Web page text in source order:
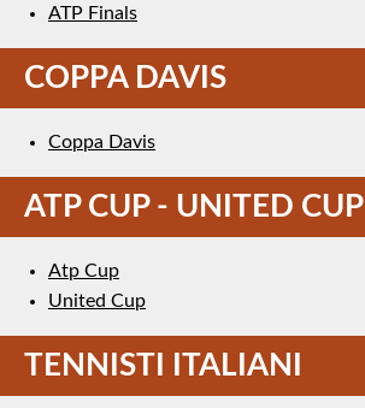
ATP Finals
COPPA DAVIS
Coppa Davis
ATP CUP - UNITED CUP
Atp Cup
United Cup
TENNISTI ITALIANI